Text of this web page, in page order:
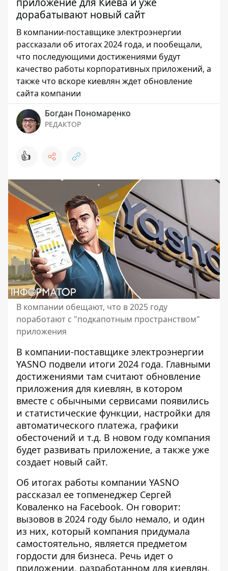
дорабатывают новый сайт
В компании-поставщике электроэнергии
рассказали об итогах 2024 года, и пообещали,
что последующими достижениями будут
качество работы корпоративных приложений, а
также что вскоре киевлян ждет обновление
сайта компании
Богдан Пономаренко
РЕДАКТОР
👍
В компании обещают, что в 2025 году
поработают с "подкапотным пространством"
приложения
В компании-поставщике электроэнергии
YASNO подвели итоги 2024 года. Главными
достижениями там считают обновление
приложения для киевлян, в котором
вместе с обычными сервисами появились
и статистические функции, настройки для
автоматического платежа, графики
обесточений и т.д. В новом году компания
будет развивать приложение, а также уже
создает новый сайт.
Об итогах работы компании YASNO
рассказал ее топменеджер Сергей
Коваленко на Facebook. Он говорит:
вызовов в 2024 году было немало, и один
из них, который компания придумала
самостоятельно, является предметом
гордости для бизнеса. Речь идет о
приложении, разработанном для киевлян.